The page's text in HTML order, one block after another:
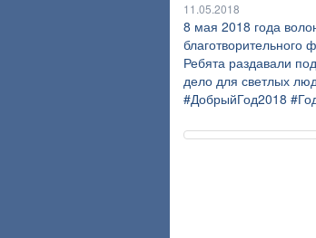
11.05.2018
8 мая 2018 года
Ребята раздавали
дело для светлых
#ДобрыйГод2018